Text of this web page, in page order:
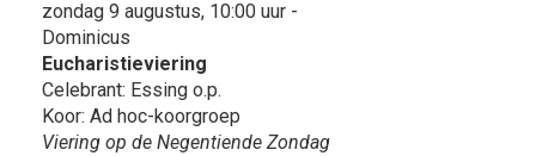
zondag 9 augustus, 10:00 uur -
Dominicus
Eucharistieviering
Celebrant: Essing o.p.
Koor: Ad hoc-koorgroep
Viering op de Negentiende Zondag